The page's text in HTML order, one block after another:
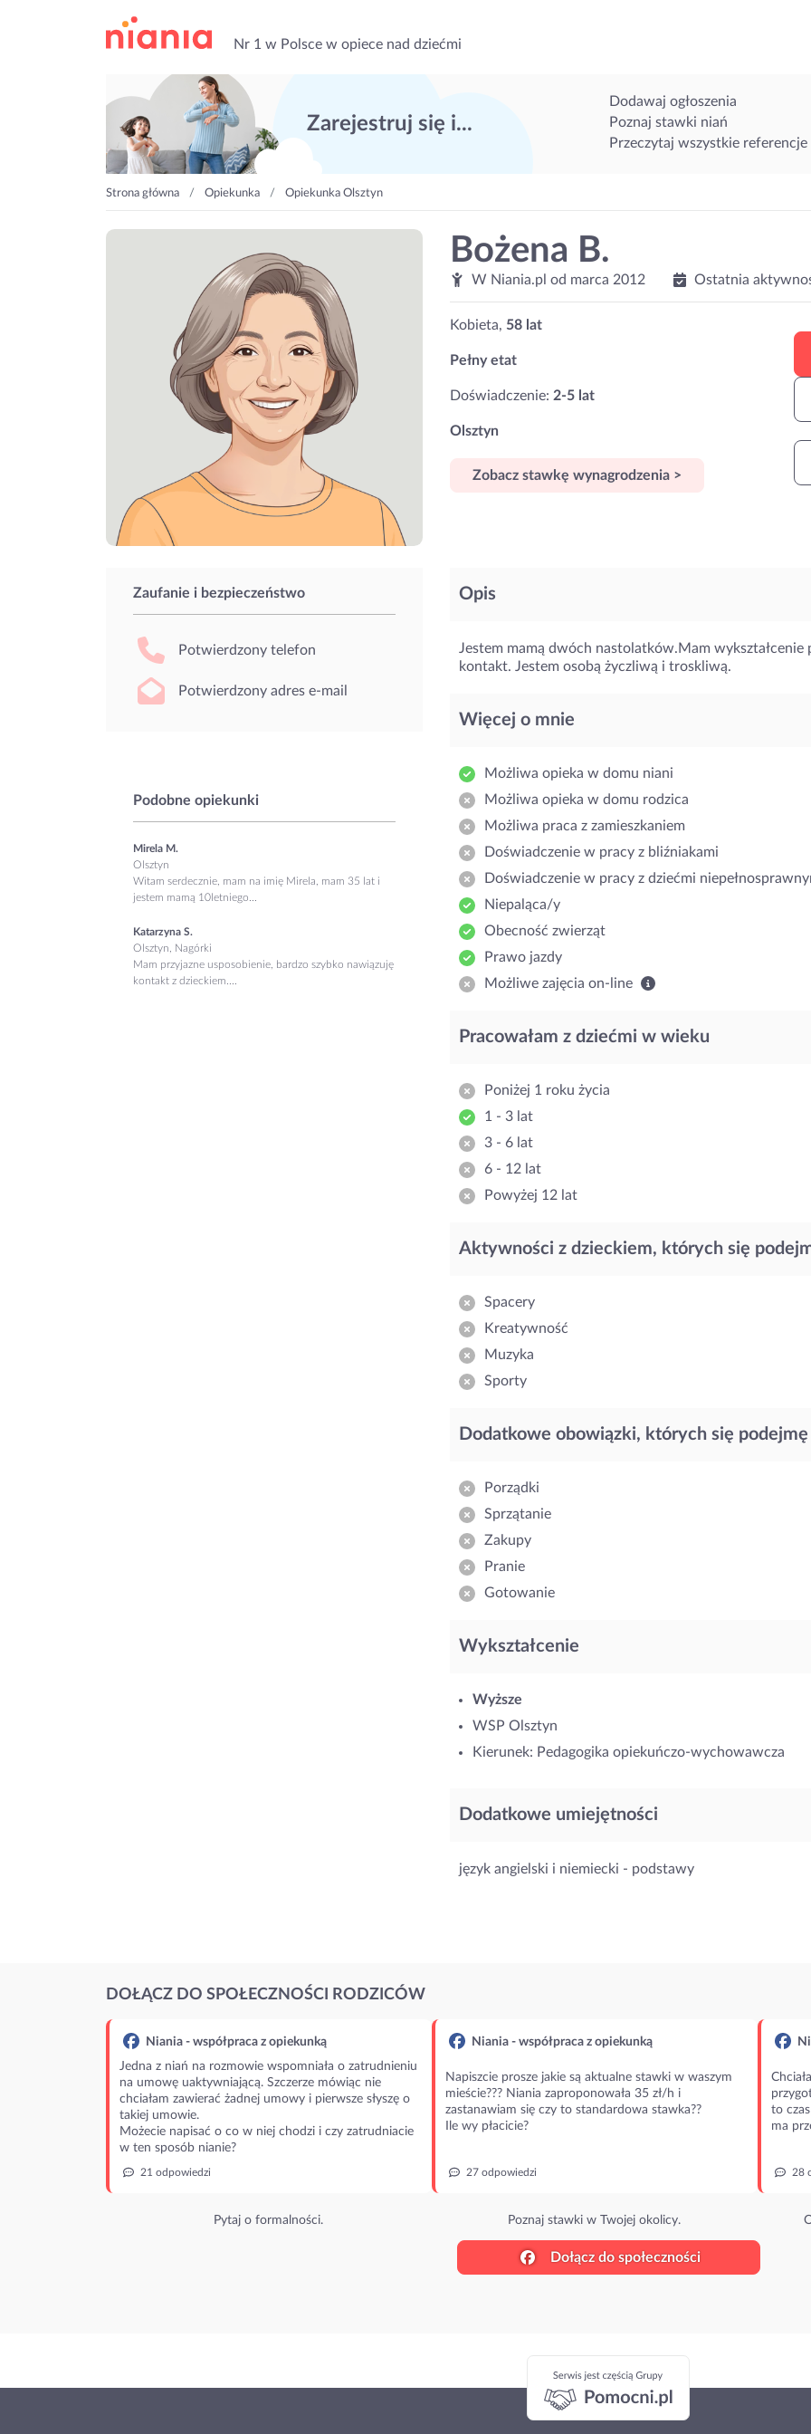
Nr 1 w Polsce w opiece nad dziećmi
Zarejestruj się i...
Dodawaj ogłoszenia
Poznaj stawki niań
Przeczytaj wszystkie referencje
Strona główna Opiekunka Opiekunka Olsztyn
Bożena B.
W Niania.pl od marca 2012 Ostatnia
Kobieta, 58 lat
Pełny etat
Doświadczenie: 2-5 lat
Olsztyn
Zobacz stawkę wynagrodzenia >
Zaufanie i bezpieczeństwo
Potwierdzony telefon
Potwierdzony adres e-mail
Podobne opiekunki
Mirela M.
Olsztyn
Witam serdecznie, mam na imię Mirela, mam 35 lat i
jestem mamą 10letniego...
Katarzyna S.
Olsztyn, Nagórki
Mam przyjazne usposobienie, bardzo szybko nawiązuję
kontakt z dzieckiem....
Opis
Jestem mamą dwóch nastolatków.Mam wykształcenie
kontakt. Jestem osobą życzliwą i troskliwą.
Więcej o mnie
Możliwa opieka w domu niani
Możliwa opieka w domu rodzica
Możliwa praca z zamieszkaniem
Doświadczenie w pracy z bliźniakami
Doświadczenie w pracy z dziećmi
Niepaląca/y
Obecność zwierząt
Prawo jazdy
Możliwe zajęcia on-line
Pracowałam z dziećmi w wieku
Poniżej 1 roku życia
1 - 3 lat
3 - 6 lat
6 - 12 lat
Powyżej 12 lat
Aktywności z dzieckiem, których się
Spacery
Kreatywność
Muzyka
Sporty
Dodatkowe obowiązki, których się podejmę
Porządki
Sprzątanie
Zakupy
Pranie
Gotowanie
Wykształcenie
Wyższe
WSP Olsztyn
Kierunek: Pedagogika opiekuńczo-wychowawcza
Dodatkowe umiejętności
język angielski i niemiecki - podstawy
DOŁĄCZ DO SPOŁECZNOŚCI RODZICÓW
Niania - współpraca z opiekunką
Jedna z niań na rozmowie wspomniała o zatrudnieniu
na umowę uaktywniającą. Szczerze mówiąc nie
chciałam zawierać żadnej umowy i pierwsze słyszę o
takiej umowie.
Możecie napisać o co w niej chodzi i czy zatrudniacie
w ten sposób nianie?
21 odpowiedzi
Pytaj o formalności.
Niania - współpraca z opiekunką
Napiszcie prosze jakie są aktualne stawki w waszym
mieście??? Niania zaproponowała 35 zł/h i
zastanawiam się czy to standardowa stawka??
Ile wy płacicie?
27 odpowiedzi
Poznaj stawki w Twojej okolicy.
to
ma
28
Dołącz do społeczności